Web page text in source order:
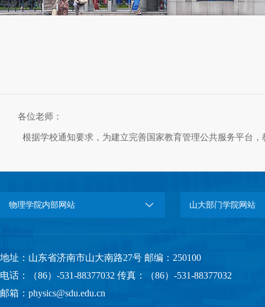
各位老师：
根据学校通知要求，为建立完善国家教育管理公共服务平台
物理学院内部网站 山大部门学院网站
地址：山东省济南市山大南路27号 邮编：250100
电话：（86）-531-88377032 传真：（86）-531-88377032
邮箱：physics@sdu.edu.cn